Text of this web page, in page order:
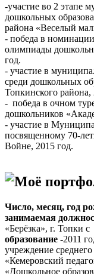
-участие во 2 этапе
дошкольных
района «Веселый
- победа в
олимпиады
год.
- участие в
среди дошкольных
Топкинского района,
- победа в очном
дошкольников
- участие в
посвященному 70-
Войне, 2015 год.
Моё
Число, месяц, год
занимаемая
«Берёзка», г. Топки
образование -2011
учреждение
«Кемеровский
«Дошкольное